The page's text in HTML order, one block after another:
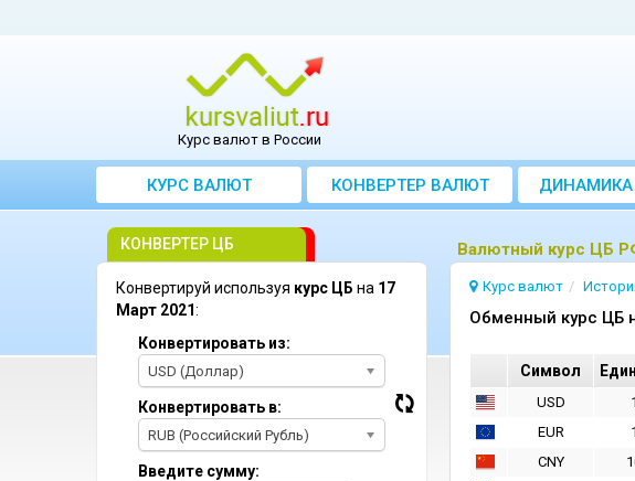
Курс валют в России
КУРС ВАЛЮТ КОНВЕРТЕР ВАЛЮТ ДИНАМИКА
Bалютный курс ЦБ
Курс валют
Oбменный курс ЦБ
Cимвол
USD 1
EUR
1
CNY
КОНВЕРТЕР ЦБ
Конвертируй используя курс ЦБ на 17
Март 2021:
Конвертировать из:
USD (Доллар)
Конвертировать в:
RUB (Российский Рубль)
Введите сумму: